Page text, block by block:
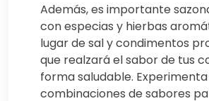
Además, es importante
con especias y hierbas
lugar de sal y condimentos
que realzará el sabor de tus
forma saludable.
combinaciones de sabores